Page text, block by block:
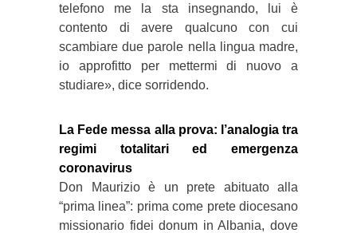
telefono me la sta insegnando, lui è
contento di avere qualcuno con cui
scambiare due parole nella lingua madre,
io approfitto per mettermi di nuovo a
studiare», dice sorridendo.
La Fede messa alla prova: l’analogia tra
regimi totalitari ed emergenza
coronavirus
Don Maurizio è un prete abituato alla
“prima linea”: prima come prete diocesano
missionario fidei donum in Albania, dove